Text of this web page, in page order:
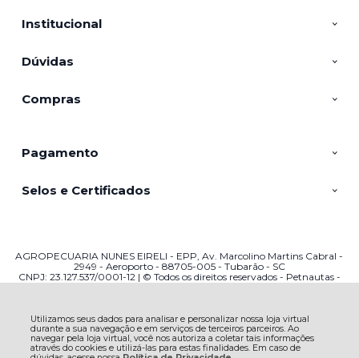
Utilizamos seus dados para analisar e personalizar nossa loja virtual
durante a sua navegação e em serviços de terceiros parceiros. Ao
navegar pela loja virtual, você nos autoriza a coletar tais informações
através do cookies e utilizá-las para estas finalidades. Em caso de
Institucional
Dúvidas
Compras
Pagamento
Selos e Certificados
AGROPECUARIA NUNES EIRELI - EPP, Av. Marcolino Martins Cabral -
2949 - Aeroporto - 88705-005 - Tubarão - SC
CNPJ: 23.127.537/0001-12 | © Todos os direitos reservados - Petnautas -